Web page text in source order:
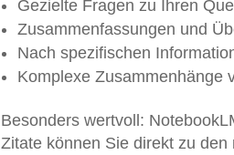
Gezielte Fragen zu Ihren
Zusammenfassungen und
Nach spezifischen
Komplexe Zusammenhänge
Besonders wertvoll:
Zitate können Sie direkt zu